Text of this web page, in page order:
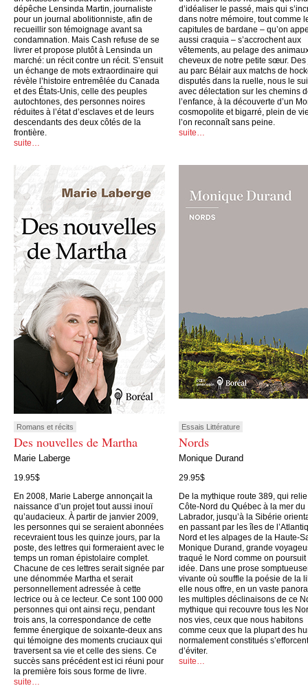
dépêche Lensinda Martin, journaliste
pour un journal abolitionniste, afin de
recueillir son témoignage avant sa
condamnation. Mais Cash refuse de se
livrer et propose plutôt à Lensinda un
marché: un récit contre un récit. S’ensuit
un échange de mots extraordinaire qui
révèle l’histoire entremêlée du Canada
et des États-Unis, celle des peuples
autochtones, des personnes noires
réduites à l’état d’esclaves et de leurs
descendants des deux côtés de la
frontière.
suite…
d’idéaliser le passé, mais qui
dans notre mémoire, tout comme
capitules de bardane – qu’on
aussi craquia – s’accrochent aux
vêtements, au pelage des
cheveux de notre petite sœur. Des
au parc Bélair aux matchs de
disputés dans la ruelle, nous le
avec délectation sur les chemins
l’enfance, à la découverte d’un
cosmopolite et bigarré, plein de
l’on reconnaît sans peine.
suite…
Romans et récits
Des nouvelles de Martha
Marie Laberge
19.95$
En 2008, Marie Laberge annonçait la
naissance d’un projet tout aussi inouï
qu’audacieux. À partir de janvier 2009,
les personnes qui se seraient abonnées
recevraient tous les quinze jours, par la
poste, des lettres qui formeraient avec le
temps un roman épistolaire complet.
Chacune de ces lettres serait signée par
une dénommée Martha et serait
personnellement adressée à cette
lectrice ou à ce lecteur. Ce sont 100 000
personnes qui ont ainsi reçu, pendant
trois ans, la correspondance de cette
femme énergique de soixante-deux ans
qui témoigne des moments cruciaux qui
traversent sa vie et celle des siens. Ce
succès sans précédent est ici réuni pour
la première fois sous forme de livre.
suite…
Essais Littérature
Nords
Monique Durand
29.95$
De la mythique route 389, qui
Côte-Nord du Québec à la mer du
Labrador, jusqu’à la Sibérie
en passant par les îles de
Nord et les alpages de la Haute-
Monique Durand, grande
traqué le Nord comme on poursuit
idée. Dans une prose
vivante où souffle la poésie de la
elle nous offre, en un vaste
les multiples déclinaisons de ce
mythique qui recouvre tous les
nos vies, ceux que nous habitons
comme ceux que la plupart des
normalement constitués s’efforcent
d’éviter.
suite…